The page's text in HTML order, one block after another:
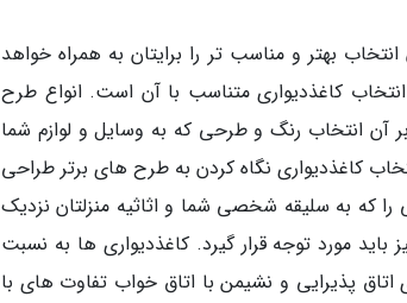
بهتر و مناسب تر را برایتان به همراه خواهد
کاغذدیواری متناسب با آن است. انواع طرح
آن انتخاب رنگ و طرحی که به وسایل و لوازم شما
کاغذدیواری نگاه کردن به طرح های برتر طراحی
که به سلیقه شخصی شما و اثاثیه منزلتان نزدیک
مورد توجه قرار گیرد. کاغذدیواری ها به نسبت
پذیرایی و نشیمن با اتاق­ خواب تفاوت های با